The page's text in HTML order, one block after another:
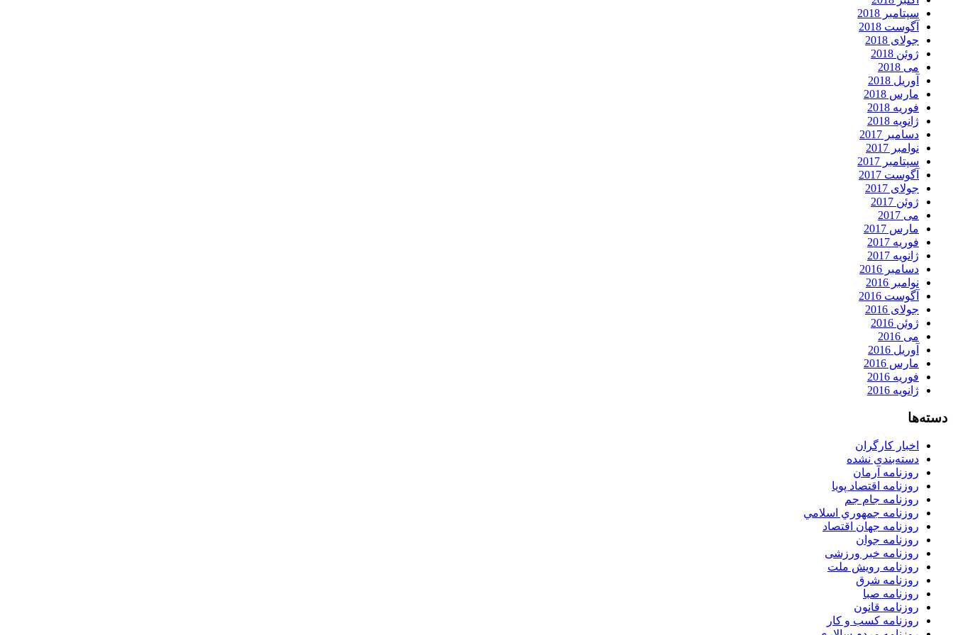
سپتامبر 2018
آگوست 2018
جولای 2018
ژوئن 2018
می 2018
آوریل 2018
مارس 2018
فوریه 2018
ژانویه 2018
دسامبر 2017
نوامبر 2017
سپتامبر 2017
آگوست 2017
جولای 2017
ژوئن 2017
می 2017
مارس 2017
فوریه 2017
ژانویه 2017
دسامبر 2016
نوامبر 2016
آگوست 2016
جولای 2016
ژوئن 2016
می 2016
آوریل 2016
مارس 2016
فوریه 2016
ژانویه 2016
دسته‌ها
اخبار کارگران
دسته‌بندی نشده
روزنامه آرمان
روزنامه اقتصاد پویا
روزنامه جام جم
روزنامه جمهوري اسلامي
روزنامه جهان اقتصاد
روزنامه جوان
روزنامه خبر ورزشى
روزنامه رویش ملت
روزنامه شرق
روزنامه صبا
روزنامه قانون
روزنامه كسب و كار